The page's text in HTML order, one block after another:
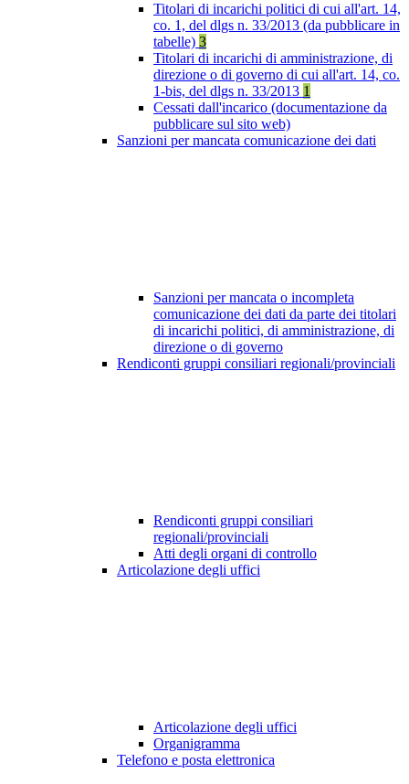
Titolari di incarichi politici di cui all'art. 14,
co. 1, del dlgs n. 33/2013 (da pubblicare in
tabelle) 3
Titolari di incarichi di amministrazione, di
direzione o di governo di cui all'art. 14, co.
1-bis, del dlgs n. 33/2013 1
Cessati dall'incarico (documentazione da
pubblicare sul sito web)
Sanzioni per mancata comunicazione dei dati
Sanzioni per mancata o incompleta
comunicazione dei dati da parte dei titolari
di incarichi politici, di amministrazione, di
direzione o di governo
Rendiconti gruppi consiliari regionali/provinciali
Rendiconti gruppi consiliari
regionali/provinciali
Atti degli organi di controllo
Articolazione degli uffici
Articolazione degli uffici
Organigramma
Telefono e posta elettronica